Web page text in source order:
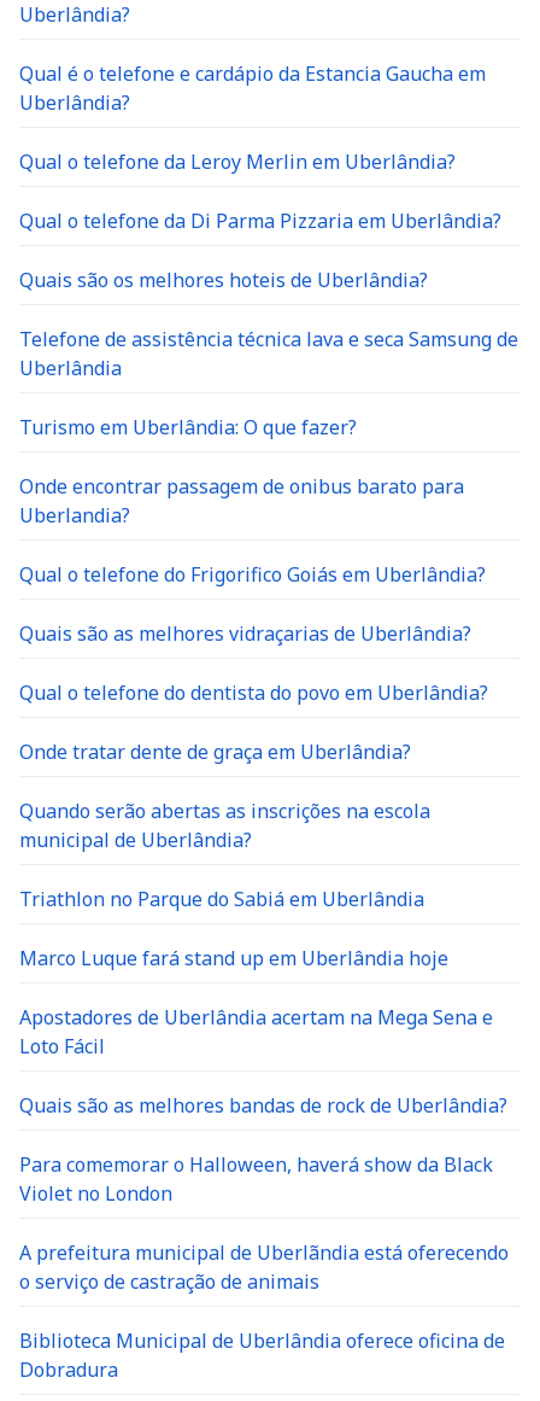
Uberlândia?
Qual é o telefone e cardápio da Estancia Gaucha em
Uberlândia?
Qual o telefone da Leroy Merlin em Uberlândia?
Qual o telefone da Di Parma Pizzaria em Uberlândia?
Quais são os melhores hoteis de Uberlândia?
Telefone de assistência técnica lava e seca Samsung de
Uberlândia
Turismo em Uberlândia: O que fazer?
Onde encontrar passagem de onibus barato para
Uberlandia?
Qual o telefone do Frigorifico Goiás em Uberlândia?
Quais são as melhores vidraçarias de Uberlândia?
Qual o telefone do dentista do povo em Uberlândia?
Onde tratar dente de graça em Uberlândia?
Quando serão abertas as inscrições na escola
municipal de Uberlândia?
Triathlon no Parque do Sabiá em Uberlândia
Marco Luque fará stand up em Uberlândia hoje
Apostadores de Uberlândia acertam na Mega Sena e
Loto Fácil
Quais são as melhores bandas de rock de Uberlândia?
Para comemorar o Halloween, haverá show da Black
Violet no London
A prefeitura municipal de Uberlãndia está oferecendo
o serviço de castração de animais
Biblioteca Municipal de Uberlândia oferece oficina de
Dobradura